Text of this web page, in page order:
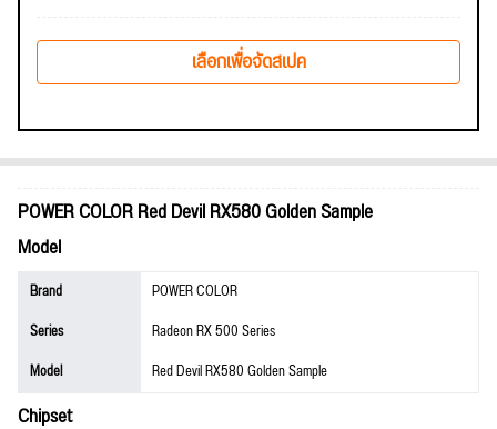
เลือกเพื่อจัดสเปค
POWER COLOR Red Devil RX580 Golden Sample
Model
Brand
POWER COLOR
Series
Radeon RX 500 Series
Model
Red Devil RX580 Golden Sample
Chipset